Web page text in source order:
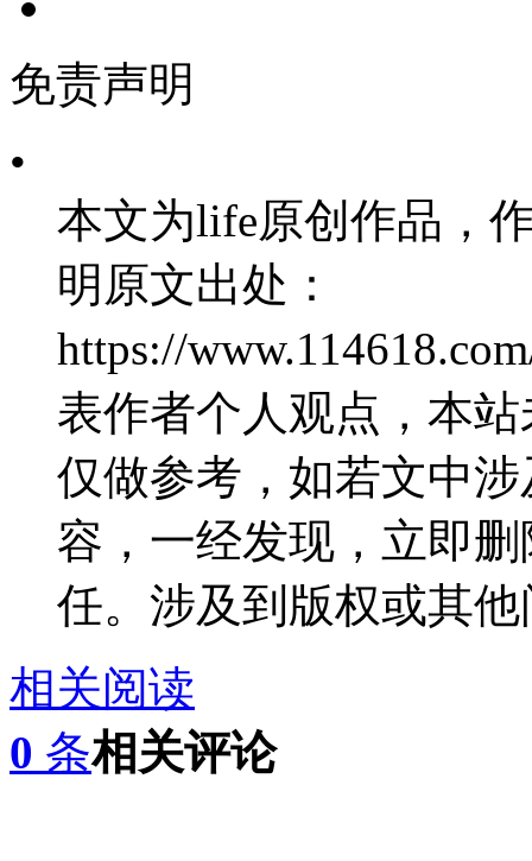
免责声明
•
本文为life原创作品，
明原文出处：
https://
表作者个人观点，本
仅做参考，如若文中
容，一经发现，立即
任。涉及到版权或其
相关阅读
0 条相关评论